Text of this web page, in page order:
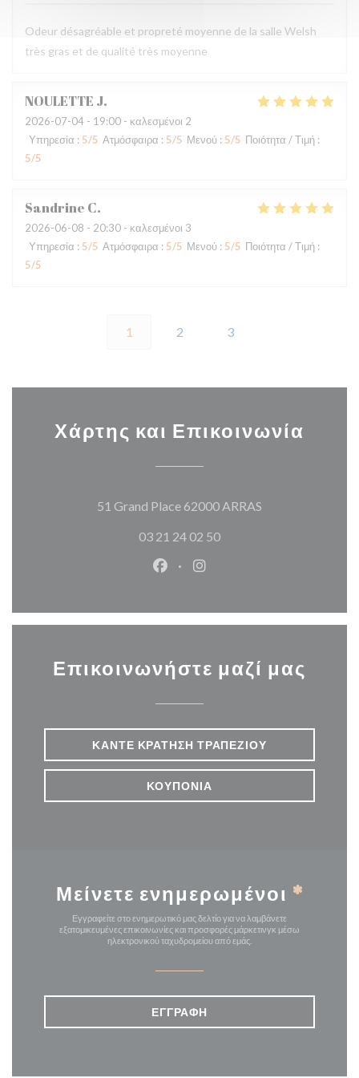
Odeur désagréable et propreté moyenne de la salle Welsh
très gras et de qualité très moyenne
NOULETTE J
2026-07-04 - 19:00 - καλεσμένοι 2
Υπηρεσία : 5/5 Ατμόσφαιρα : 5/5 Μενού : 5/5 Ποιότητα / Τιμή :
5/5
Sandrine C
2026-06-08 - 20:30 - καλεσμένοι 3
Υπηρεσία : 5/5 Ατμόσφαιρα : 5/5 Μενού : 5/5 Ποιότητα / Τιμή :
5/5
1 2 3
Χάρτης και Επικοινωνία
51 Grand Place 62000 ARRAS
03 21 24 02 50
Facebook ((ανοίγει σε νέο
Instagram ((ανοίγει σε
Επικοινωνήστε μαζί μας
ΚΆΝΤΕ ΚΡΆΤΗΣΗ ΤΡΑΠΕΖΙΟΎ
ΚΟΥΠΌΝΙΑ
Μείνετε ενημερωμένοι *
Εγγραφείτε στο ενημερωτικό μας δελτίο για να λαμβάνετε
εξατομικευμένες επικοινωνίες και προσφορές μάρκετινγκ μέσω
ηλεκτρονικού ταχυδρομείου από εμάς.
ΕΓΓΡΑΦΉ